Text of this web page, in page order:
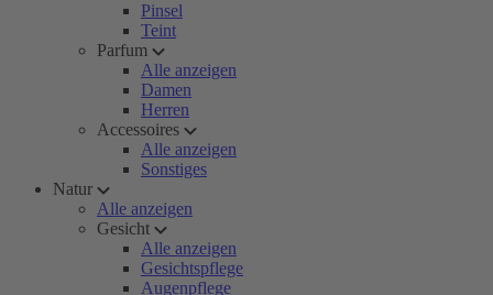
Pinsel
Teint
Parfum
Alle anzeigen
Damen
Herren
Accessoires
Alle anzeigen
Sonstiges
Natur
Alle anzeigen
Gesicht
Alle anzeigen
Gesichtspflege
Augenpflege